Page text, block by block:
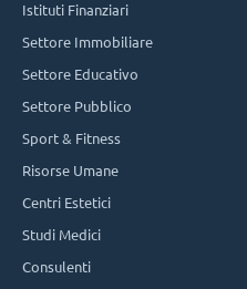
Istituti Finanziari
Settore Immobiliare
Settore Educativo
Settore Pubblico
Sport & Fitness
Risorse Umane
Centri Estetici
Studi Medici
Consulenti